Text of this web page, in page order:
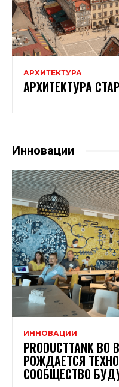
АРХИТЕКТУРА
АРХИТЕКТУРА
Инновации
ИННОВАЦИИ
PRODUCTTANK
РОЖДАЕТСЯ
СООБЩЕСТВО